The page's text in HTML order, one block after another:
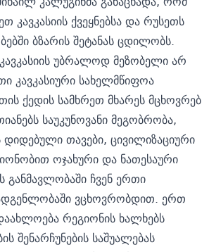
კავკასიის ქვეყნებსა და რუსეთს
ბზარის შეტანას ცდილობს.
უბრალოდ მეზობელი არ
კავკასიური სახელმწიფოა
ქედის სამხრეთ მხარეს მცხოვრებ
საუკუნოვანი მეგობრობა,
თავები, ცივილიზაციური
ოჯახური და ნათესაური
განმავლობაში ჩვენ ერთი
ვცხოვრობდით. ერთ
რეგიონის ხალხებს
შენარჩუნების საშუალებას